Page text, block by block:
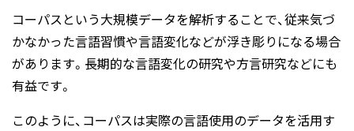
コーパスという大規模データを解析することで、従来気づ
かなかった言語習慣や言語変化などが浮き彫りになる場合
があります。長期的な言語変化の研究や方言研究などにも
有益です。
このように、コーパスは実際の言語使用のデータを活用す